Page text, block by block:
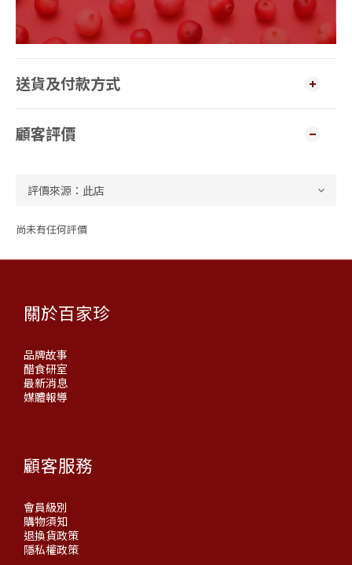
送貨及付款方式
顧客評價
尚未有任何評價
關於百家珍
品牌故事
醋食研室
最新消息
媒體報導
顧客服務
會員級別
購物須知
退換貨政策
隱私權政策